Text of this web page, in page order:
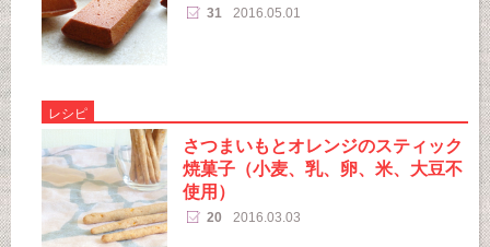
31 2016.05.01
レシピ
さつまいもとオレンジのスティック
焼菓子（小麦、乳、卵、米、大豆不
使用）
20 2016.03.03